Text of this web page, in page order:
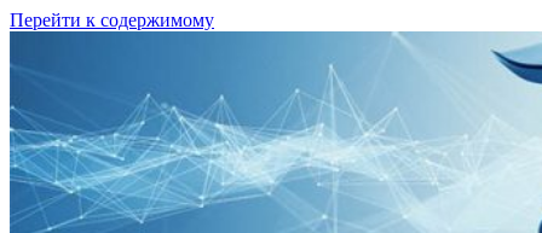
Перейти к содержимому